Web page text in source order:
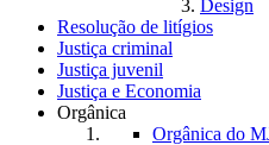
Design
Resolução de litígios
Justiça criminal
Justiça juvenil
Justiça e Economia
Orgânica
Orgânica do